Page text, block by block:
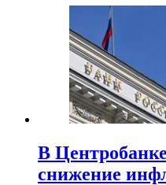
В
снижение